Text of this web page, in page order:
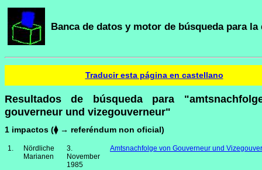
Banca de datos y motor de búsqueda para
Traducir esta página en castellano
Resultados de búsqueda para
gouverneur und vizegouverneur"
1 impactos (⧫ → referéndum non oficial)
1.
Nördliche
Marianen
3.
November
1985
Amtsnachfolge von Gouverneur und